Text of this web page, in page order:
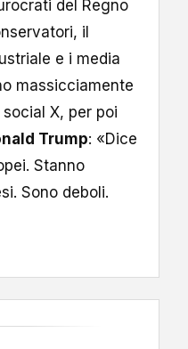
del Regno
il
e i media
massicciamente
X, per poi
Trump: «Dice
Stanno
Sono deboli.